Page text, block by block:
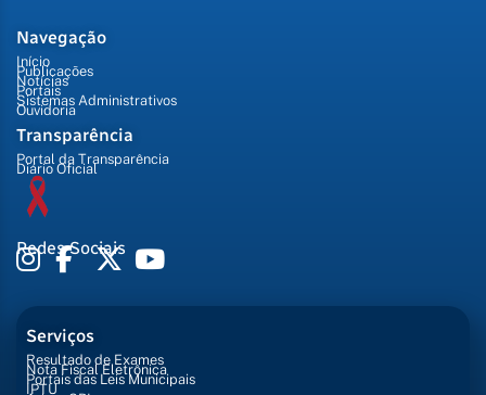
Navegação
Início
Publicações
Notícias
Portais
Sistemas Administrativos
Ouvidoria
Transparência
Portal da Transparência
Diário Oficial
Redes Sociais
Serviços
Resultado de Exames
Nota Fiscal Eletrônica
Portais das Leis Municipais
IPTU